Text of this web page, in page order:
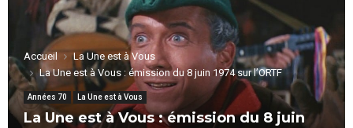
Accueil
La Une est à Vous
La Une est à Vous : émission du 8 juin 1974 sur l’ORTF
Années 70 La Une est à Vous
La Une est à Vous : émission du 8 juin